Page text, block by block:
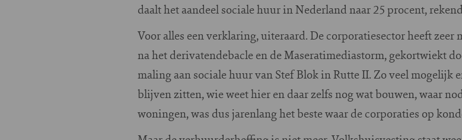
daalt het aandeel sociale huur in Nederland naar 25 procent,
Voor alles een verklaring, uiteraard. De corporatiesector heeft zeer
na het derivatendebacle en de Maseratimediastorm, gekortwiekt
maling aan sociale huur van Stef Blok in Rutte II. Zo veel mogelijk
blijven zitten, wie weet hier en daar zelfs nog wat bouwen, waar
woningen, was dus jarenlang het beste waar de corporaties op